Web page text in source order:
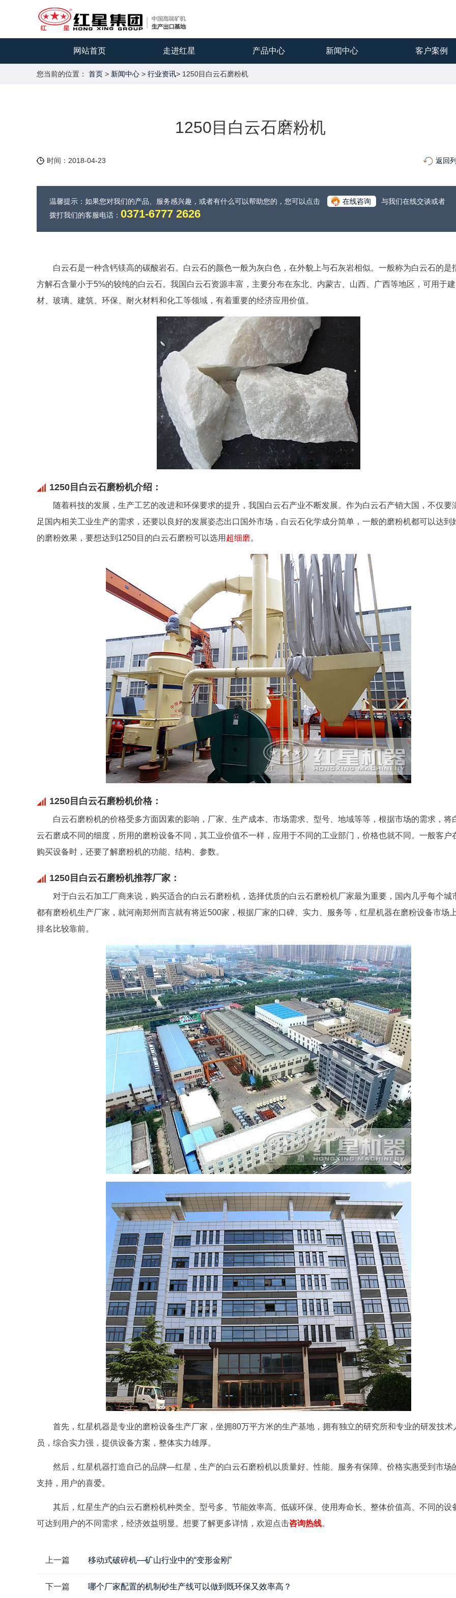
网站首页 走进红星 产品中心 新闻中心 客户案例
您当前的位置： 首页 > 新闻中心 > 行业资讯> 1250目白云石磨粉机
1250目白云石磨粉机
时间：2018-04-23 返回
温馨提示：如果您对我们的产品、服务感兴趣，或者有什么可以帮助您的，您可以点击 在线咨询
与我们在线交谈或者
拨打我们的客服电话： 0371-6777 2626
白云石是一种含钙镁高的碳酸岩石。白云石的颜色一般为灰白色，在外貌上与石灰岩相似。一般称为白云石的是
方解石含量小于5%的较纯的白云石。我国白云石资源丰富，主要分布在东北、内蒙古、山西、广西等地区，可用于建
材、玻璃、建筑、环保、耐火材料和化工等领域，有着重要的经济应用价值。
1250目白云石磨粉机介绍：
随着科技的发展，生产工艺的改进和环保要求的提升，我国白云石产业不断发展。作为白云石产销大国，不仅要
足国内相关工业生产的需求，还要以良好的发展姿态出口国外市场，白云石化学成分简单，一般的磨粉机都可以达到
的磨粉效果，要想达到1250目的白云石磨粉可以选用 超细磨。
1250目白云石磨粉机价格：
白云石磨粉机的价格受多方面因素的影响，厂家、生产成本、市场需求、型号、地域等等，根据市场的需求，将
云石磨成不同的细度，所用的磨粉设备不同，其工业价值不一样，应用于不同的工业部门，价格也就不同。一般客户
购买设备时，还要了解磨粉机的功能、结构、参数。
1250目白云石磨粉机推荐厂家：
对于白云石加工厂商来说，购买适合的白云石磨粉机，选择优质的白云石磨粉机厂家最为重要，国内几乎每个城
都有磨粉机生产厂家，就河南郑州而言就有将近500家，根据厂家的口碑、实力、服务等，红星机器在磨粉设备市场上
排名比较靠前。
首先，红星机器是专业的磨粉设备生产厂家，坐拥80万平方米的生产基地，拥有独立的研究所和专业的研发技术
员，综合实力强，提供设备方案，整体实力雄厚。
然后，红星机器打造自己的品牌—红星，生产的白云石磨粉机以质量好、性能、服务有保障、价格实惠受到市场
支持，用户的喜爱。
其后，红星生产的白云石磨粉机种类全、型号多、节能效率高、低碳环保、使用寿命长、整体价值高、不同的设
可达到用户的不同需求，经济效益明显。想要了解更多详情，欢迎点击咨询热线。
上一篇 移动式破碎机—矿山行业中的“变形金刚”
下一篇 哪个厂家配置的机制砂生产线可以做到既环保又效率高？